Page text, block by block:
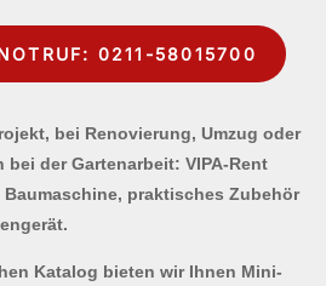
0211-58015700
bei Renovierung, Umzug oder
der Gartenarbeit: VIPA-Rent
praktisches Zubehör
Katalog bieten wir Ihnen Mini-